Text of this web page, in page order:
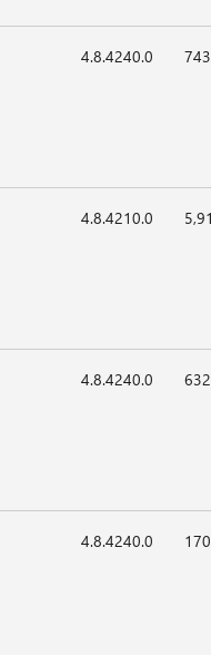
4.8.4240.0
4.8.4210.0
4.8.4240.0
4.8.4240.0